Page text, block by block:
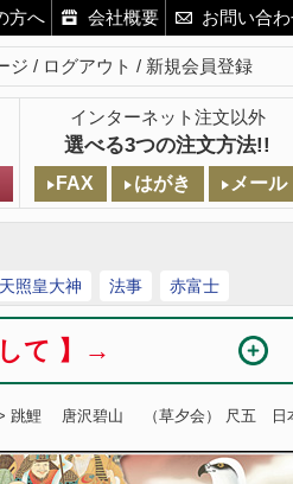
方へ 会社概要 お問い合
ジ ログアウト 新規会員登録
インターネット注文以外
選べる3つの注文方法!!
FAX はがき メール
照皇大神 法事 赤富士
して 】→
跳鯉 唐沢碧山 （草夕会） 尺五 日